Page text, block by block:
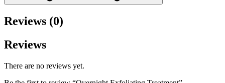
Reviews (0)
Reviews
There are no reviews yet.